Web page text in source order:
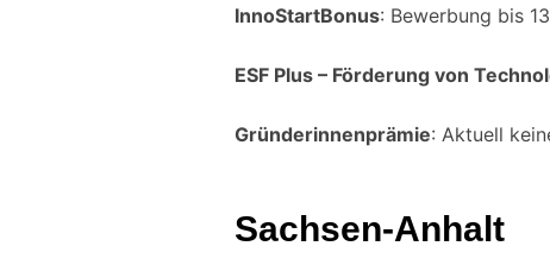
InnoStartBonus: Bewerbung bis
ESF Plus – Förderung von
Gründerinnenprämie: Aktuell
Sachsen-Anhalt